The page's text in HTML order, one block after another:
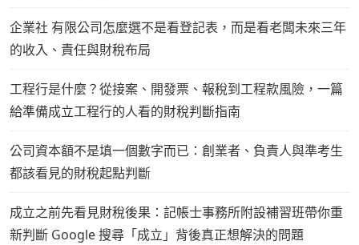
企業社 有限公司怎麼選不是看登記表，而是看老闆未來三年
的收入、責任與財稅布局
工程行是什麼？從接案、開發票、報稅到工程款風險，一篇
給準備成立工程行的人看的財稅判斷指南
公司資本額不是填一個數字而已：創業者、負責人與準考生
都該看見的財稅起點判斷
成立之前先看見財稅後果：記帳士事務所附設補習班帶你重
新判斷 Google 搜尋「成立」背後真正想解決的問題